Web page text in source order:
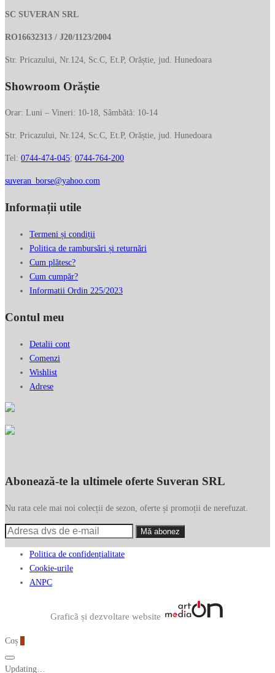
SC SUVERAN SRL
RO16632313 / J20/1123/2004
Str. Pricazului, Nr.124, Sc.C, Et.P, Orăștie, jud. Hunedoara
Showroom Orăștie
Orar: Luni – Vineri: 10-18, Sâmbătă: 10-14
Str. Pricazului, Nr.124, Sc.C, Et.P, Orăștie, jud. Hunedoara
Tel: 0744-474-045; 0744-764-200
suveran_borse@yahoo.com
Informații utile
Termeni și condiții
Politica de rambursări și returnări
Cum plătesc?
Cum cumpăr?
Informatii Ordin 225/2023
Contul meu
Detalii cont
Comenzi
Wishlist
Adrese
Abonează-te la ultimele oferte Suveran SRL
Nu rata cele mai noi colecții de sezon, oferte și promoții de nerefuzat.
Politica de confidențialitate
Cookie-urile
ANPC
Graficã și dezvoltare website
Coș
Updating…